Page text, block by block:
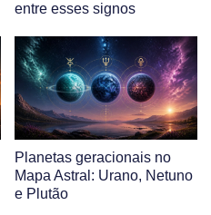
entre esses signos
Planetas geracionais no
Mapa Astral: Urano, Netuno
e Plutão